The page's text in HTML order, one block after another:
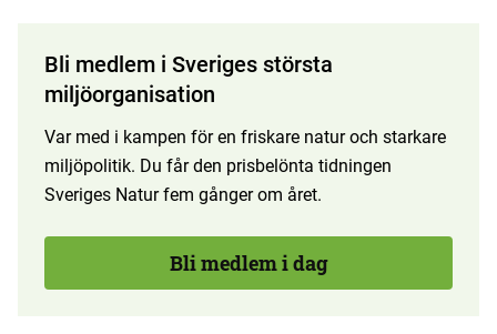
Bli medlem i Sveriges största
miljöorganisation
Var med i kampen för en friskare natur och starkare
miljöpolitik. Du får den prisbelönta tidningen
Sveriges Natur fem gånger om året.
Bli medlem i dag